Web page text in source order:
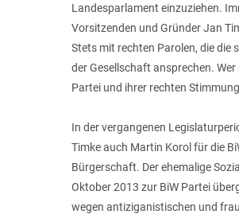
Landesparlament ein­zuziehen.
Vorsitzenden und Gründer Jan
Stets mit rechten Parolen, die die
der Gesellschaft ansprechen.
Partei und ihrer rechten
In der vergangenen
Timke auch Martin Korol für die
Bürgerschaft. Der ehemalige
Oktober 2013 zur BiW Partei
wegen antiziganistischen und